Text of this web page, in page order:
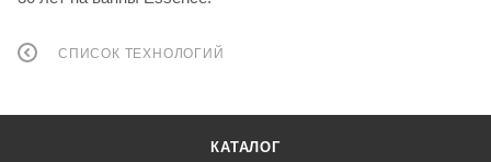
СПИСОК ТЕХНОЛОГИЙ
КАТАЛОГ